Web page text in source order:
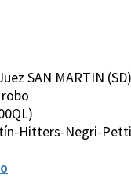
SAN MARTIN (SD)
Hitters-Negri-